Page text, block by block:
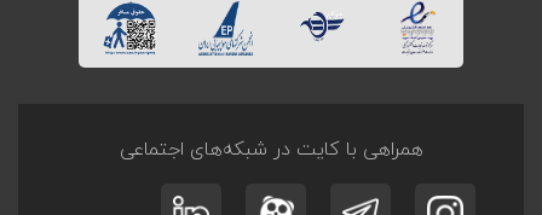
همراهی با کایت در شبکه‌های اجتماعی